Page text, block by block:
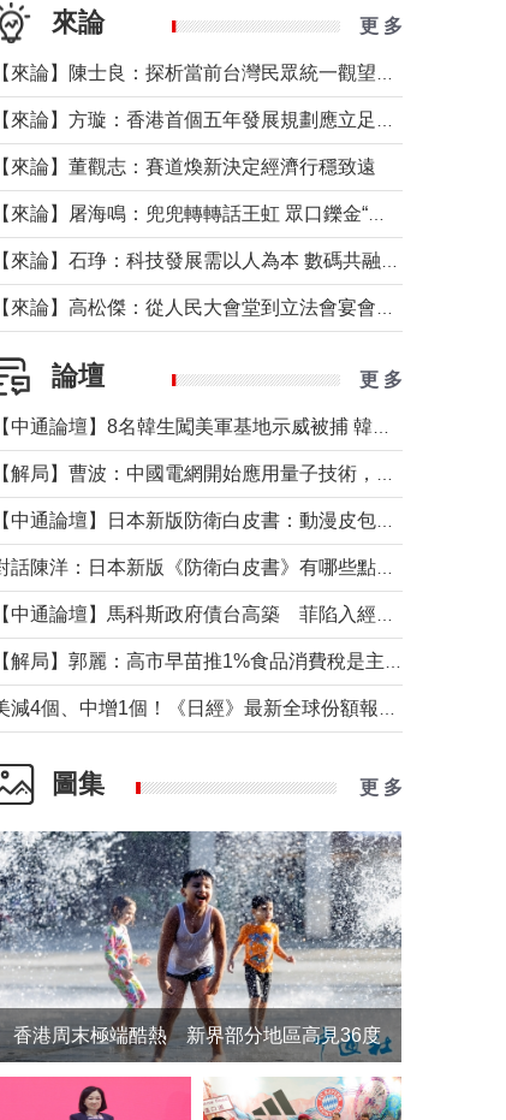
來論 更 多
【來論】董觀志：賽道煥新決定經濟行穩致遠
論壇 更 多
圖集 更 多
香港周末極端酷熱 新界部分地區高見36度